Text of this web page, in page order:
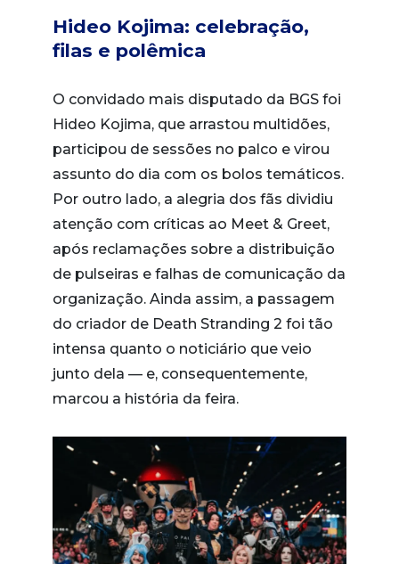
Hideo Kojima: celebração,
filas e polêmica
O convidado mais disputado da BGS foi
Hideo Kojima, que arrastou multidões,
participou de sessões no palco e virou
assunto do dia com os bolos temáticos.
Por outro lado, a alegria dos fãs dividiu
atenção com críticas ao Meet & Greet,
após reclamações sobre a distribuição
de pulseiras e falhas de comunicação da
organização. Ainda assim, a passagem
do criador de Death Stranding 2 foi tão
intensa quanto o noticiário que veio
junto dela — e, consequentemente,
marcou a história da feira.